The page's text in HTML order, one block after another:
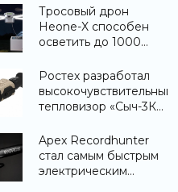
ноги после
тренировки -
«Гаджеты»
Тросовый дрон
Heone-X способен
осветить до 1000
земли -
«Беспилотники»
Ростех разработал
высокочувствительный
тепловизор «Сыч-3К»
распознавания до 2
км - «Гаджеты»
Apex Recordhunter
стал самым быстрым
электрическим